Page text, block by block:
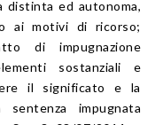
distinta ed autonoma,
ai motivi di ricorso;
di impugnazione
sostanziali e
il significato e la
impugnata